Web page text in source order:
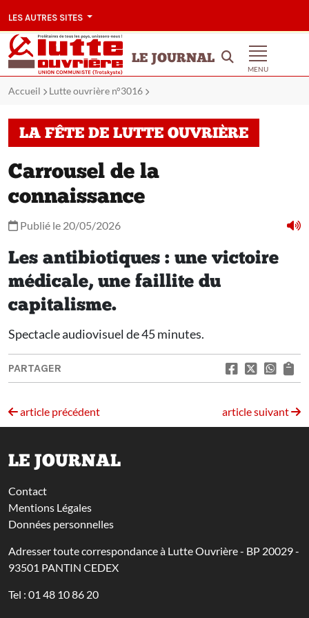
LES AUTRES SITES
LE JOURNAL
MENU
Accueil Lutte ouvrière n°3016
LA FÊTE DE LUTTE OUVRIÈRE
Carrousel de la
connaissance
Publié le 20/05/2026
Les antibiotiques : une victoire
médicale, une faillite du
capitalisme.
Spectacle audiovisuel de 45 minutes.
PARTAGER
article précédent article suivant
LE JOURNAL
Contact
Mentions Légales
Données personnelles
Adresser toute correspondance à Lutte Ouvrière - BP 20029 -
93501 PANTIN CEDEX
Tel : 01 48 10 86 20